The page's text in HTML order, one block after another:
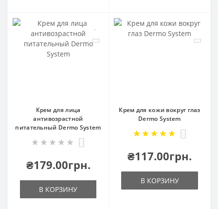
Крем для лица
антивозрастной
питательный Dermo System
₴179.00грн.
В КОРЗИНУ
Крем для кожи вокруг глаз
Dermo System
₴117.00грн.
В КОРЗИНУ